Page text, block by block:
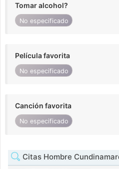
Tomar alcohol?
No especificado
Película favorita
No especificado
Canción favorita
No especificado
Citas Hombre